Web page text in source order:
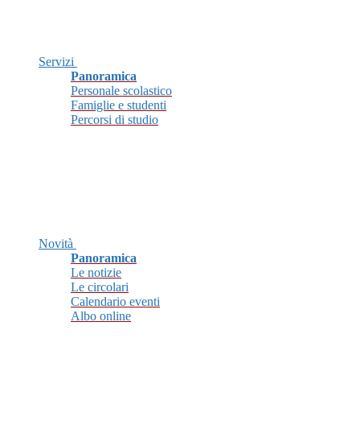
Servizi
Panoramica
Personale scolastico
Famiglie e studenti
Percorsi di studio
Novità
Panoramica
Le notizie
Le circolari
Calendario eventi
Albo online